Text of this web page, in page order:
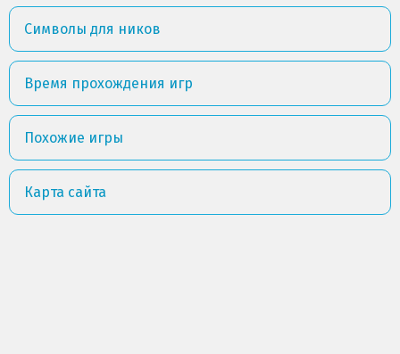
Символы для ников
Время прохождения игр
Похожие игры
Карта сайта